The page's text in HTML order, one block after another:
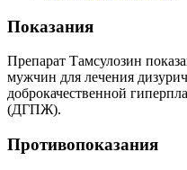
Показания
Препарат Тамсулозин
мужчин для лечения
доброкачественной
(ДГПЖ).
Противопоказания